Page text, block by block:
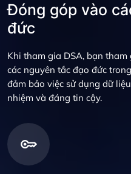
Đóng góp vào
đức
Khi tham gia DSA, bạn
các nguyên tắc đạo đức
đảm bảo việc sử dụng dữ
nhiệm và đáng tin cậy.